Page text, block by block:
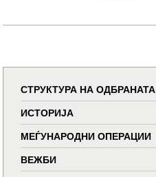
СТРУКТУРА НА ОДБРАНАТА
ИСТОРИЈА
МЕЃУНАРОДНИ ОПЕРАЦИИ
ВЕЖБИ